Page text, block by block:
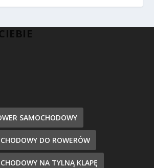
SAMOCHODOWY
DO ROWERÓW
NA TYLNĄ KLAPĘ